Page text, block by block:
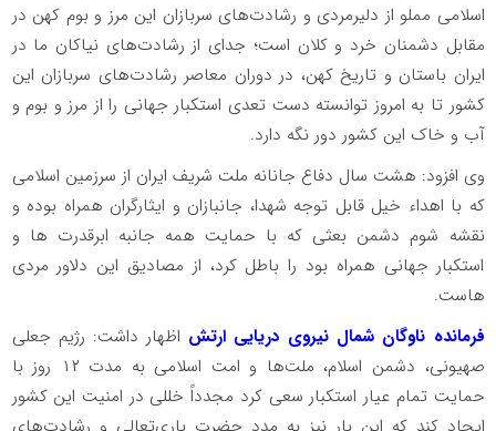
اسلامی مملو از دلیرمردی و رشادت‌های سربازان این مرز و بوم کهن در
مقابل دشمنان خرد و کلان است؛ جدای از رشادت‌های نیاکان ما در
ایران باستان و تاریخ کهن، در دوران معاصر رشادت‌های سربازان این
کشور تا به امروز توانسته دست تعدی استکبار جهانی را از مرز و بوم و
آب و خاک این کشور دور نگه دارد.
وی افزود: هشت سال دفاع جانانه ملت شریف ایران از سرزمین اسلامی
که با اهداء خیل قابل توجه شهدا، جانبازان و ایثارگران همراه بوده و
نقشه شوم دشمن بعثی که با حمایت همه جانبه ابرقدرت ها و
استکبار جهانی همراه بود را باطل کرد، از مصادیق این دلاور مردی
هاست.
فرمانده ناوگان شمال نیروی دریایی ارتش اظهار داشت: رژیم جعلی
صهیونی، دشمن اسلام، ملت‌ها و امت اسلامی به مدت ۱۲ روز با
حمایت تمام عیار استکبار سعی کرد مجدداً خللی در امنیت این کشور